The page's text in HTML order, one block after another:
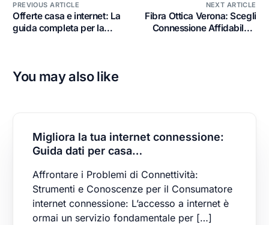
PREVIOUS ARTICLE
Offerte casa e internet: La
guida completa per la
NEXT ARTICLE
Fibra Ottica Verona: Scegli
Connessione Affidabile e
You may also like
Migliora la tua internet connessione:
Guida dati per casa…
Affrontare i Problemi di Connettività:
Strumenti e Conoscenze per il Consumatore
internet connessione: L’accesso a internet è
ormai un servizio fondamentale per […]